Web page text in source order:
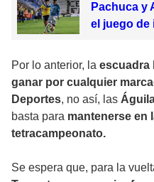
Pachuca y
el juego de
Por lo anterior, la escuadra
ganar por cualquier
Deportes, no así, las
basta para mantenerse en
tetracampeonato.
Se espera que, para la